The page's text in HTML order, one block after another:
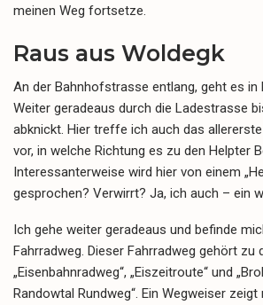
meinen Weg fortsetze.
Raus aus Woldegk
An der Bahnhofstrasse entlang, geht es in
Weiter geradeaus durch die Ladestrasse
abknickt. Hier treffe ich auch das
vor, in welche Richtung es zu den Helpter
Interessanterweise wird hier von einem
gesprochen? Verwirrt? Ja, ich auch – ein
Ich gehe weiter geradeaus und befinde
Fahrradweg. Dieser Fahrradweg gehört zu
„Eisenbahnradweg“, „Eiszeitroute“ und
Randowtal Rundweg“. Ein Wegweiser zeigt